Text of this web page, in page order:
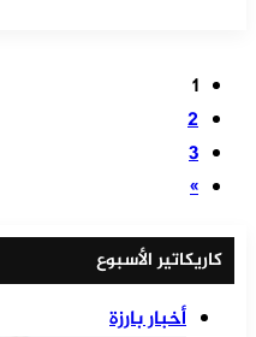
1
2
3
»
كاريكاتير الأسبوع
أخبار بارزة